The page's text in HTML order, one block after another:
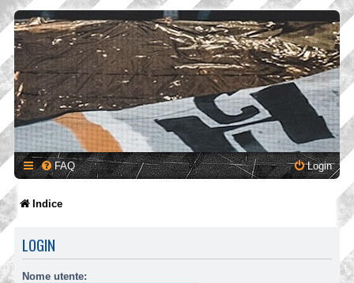
FAQ Login
Indice
LOGIN
Nome utente: